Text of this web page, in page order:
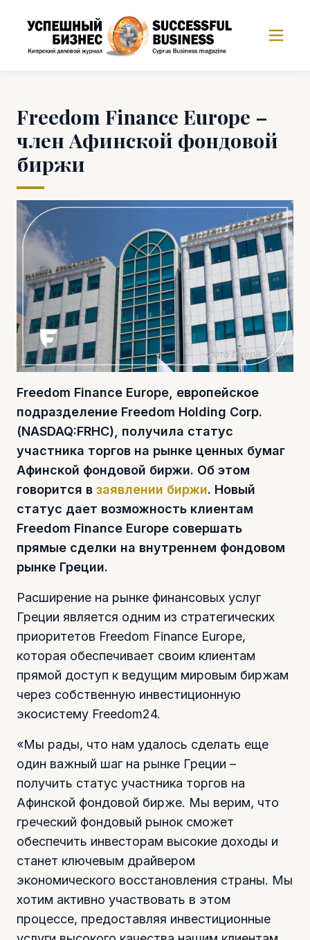
Freedom Finance Europe –
член Афинской фондовой
биржи
Фото freepik.com
Freedom Finance Europe, европейское
подразделение Freedom Holding Corp.
(NASDAQ:FRHC), получила статус
участника торгов на рынке ценных бумаг
Афинской фондовой биржи. Об этом
говорится в заявлении биржи. Новый
статус дает возможность клиентам
Freedom Finance Europe совершать
прямые сделки на внутреннем фондовом
рынке Греции.
Расширение на рынке финансовых услуг
Греции является одним из стратегических
приоритетов Freedom Finance Europe,
которая обеспечивает своим клиентам
прямой доступ к ведущим мировым биржам
через собственную инвестиционную
экосистему Freedom24.
«Мы рады, что нам удалось сделать еще
один важный шаг на рынке Греции –
получить статус участника торгов на
Афинской фондовой бирже. Мы верим, что
греческий фондовый рынок сможет
обеспечить инвесторам высокие доходы и
станет ключевым драйвером
экономического восстановления страны. Мы
хотим активно участвовать в этом
процессе, предоставляя инвестиционные